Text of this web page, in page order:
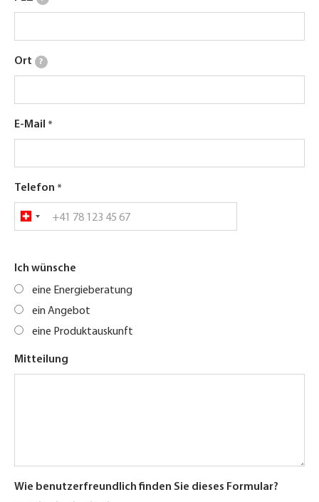
Ort ?
E-Mail
Telefon
Ich wünsche
eine Energieberatung
ein Angebot
eine Produktauskunft
Mitteilung
Wie benutzerfreundlich finden Sie dieses Formular?